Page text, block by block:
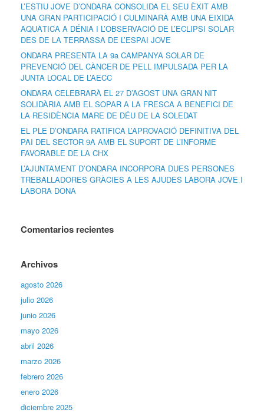
L’ESTIU JOVE D’ONDARA CONSOLIDA EL SEU ÈXIT AMB
UNA GRAN PARTICIPACIÓ I CULMINARÀ AMB UNA EIXIDA
AQUÀTICA A DÉNIA I L’OBSERVACIÓ DE L’ECLIPSI SOLAR
DES DE LA TERRASSA DE L’ESPAI JOVE
ONDARA PRESENTA LA 9a CAMPANYA SOLAR DE
PREVENCIÓ DEL CÀNCER DE PELL IMPULSADA PER LA
JUNTA LOCAL DE L’AECC
ONDARA CELEBRARÀ EL 27 D’AGOST UNA GRAN NIT
SOLIDÀRIA AMB EL SOPAR A LA FRESCA A BENEFICI DE
LA RESIDÈNCIA MARE DE DÉU DE LA SOLEDAT
EL PLE D’ONDARA RATIFICA L’APROVACIÓ DEFINITIVA DEL
PAI DEL SECTOR 9A AMB EL SUPORT DE L’INFORME
FAVORABLE DE LA CHX
L’AJUNTAMENT D’ONDARA INCORPORA DUES PERSONES
TREBALLADORES GRÀCIES A LES AJUDES LABORA JOVE I
LABORA DONA
Comentarios recientes
Archivos
agosto 2026
julio 2026
junio 2026
mayo 2026
abril 2026
marzo 2026
febrero 2026
enero 2026
diciembre 2025